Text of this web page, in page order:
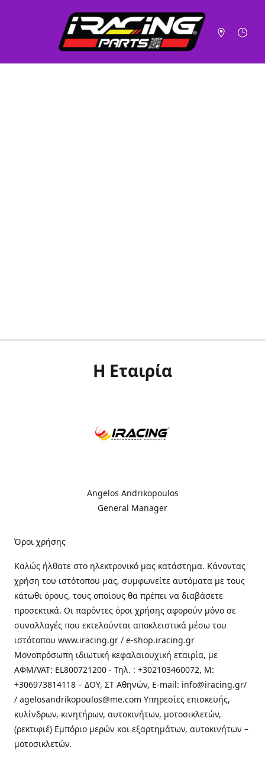
Η Εταιρία
Angelos Andrikopoulos
General Manager
Όροι χρήσης
Καλώς ήλθατε στo ηλεκτρονικό μας κατάστημα. Κάνοντας
χρήση του ιστότοπου μας, συμφωνείτε αυτόματα με τους
κάτωθι όρους, τους οποίους θα πρέπει να διαβάσετε
προσεκτικά. Οι παρόντες όροι χρήσης αφορούν μόνο σε
συναλλαγές που εκτελούνται αποκλειστικά μέσω του
ιστότοπου www.iracing.gr / e-shop.iracing.gr
Μονοπρόσωπη ιδιωτική κεφαλαιουχική εταιρία, με
ΑΦΜ/VAT: EL800721200 - Τηλ. : +302103460072, M:
+306973814118 – ΔΟΥ, ΣΤ Αθηνών, E-mail: info@iracing.gr/
/ agelosandrikopoulos@me.com Υπηρεσίες επισκευής,
κυλίνδρων, κινητήρων, αυτοκινήτων, μοτοσικλετών,
(ρεκτιφιέ) Εμπόριο μερών και εξαρτημάτων, αυτοκινήτων –
μοτοσικλετών.